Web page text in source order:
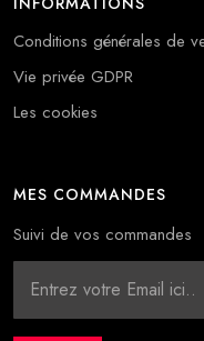
Conditions générales de
Vie privée GDPR
Les cookies
MES COMMANDES
Suivi de vos commandes